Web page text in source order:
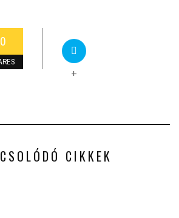
0
+
CIKKEK